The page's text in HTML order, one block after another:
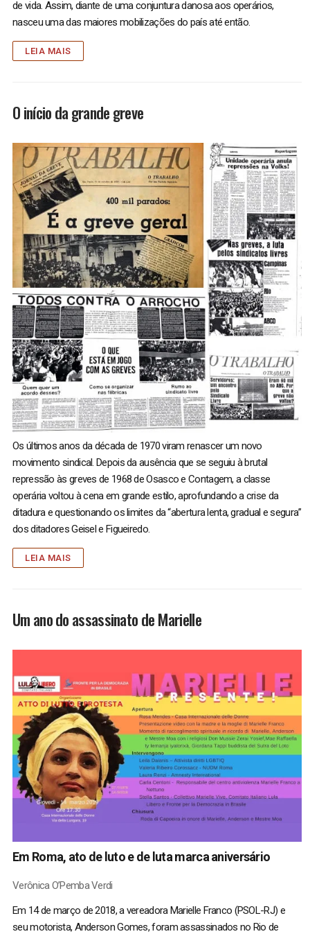
de vida. Assim, diante de uma conjuntura danosa aos operários,
nasceu uma das maiores mobilizações do país até então.
LEIA MAIS
O início da grande greve
Os últimos anos da década de 1970 viram renascer um novo
movimento sindical. Depois da ausência que se seguiu à brutal
repressão às greves de 1968 de Osasco e Contagem, a classe
operária voltou à cena em grande estilo, aprofundando a crise da
ditadura e questionando os limites da “abertura lenta, gradual e segura”
dos ditadores Geisel e Figueiredo.
LEIA MAIS
Um ano do assassinato de Marielle
Em Roma, ato de luto e de luta marca aniversário
Verônica O’Pemba Verdi
Em 14 de março de 2018, a vereadora Marielle Franco (PSOL-RJ) e
seu motorista, Anderson Gomes, foram assassinados no Rio de